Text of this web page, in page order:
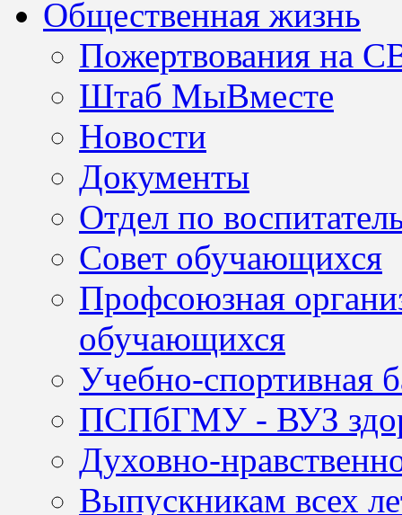
Общественная жизнь
Пожертвования на
Штаб МыВместе
Новости
Документы
Отдел по
Совет обучающихся
Профсоюзная
обучающихся
Учебно-спортивная
ПСПбГМУ - ВУЗ
Духовно-
Выпускникам всех